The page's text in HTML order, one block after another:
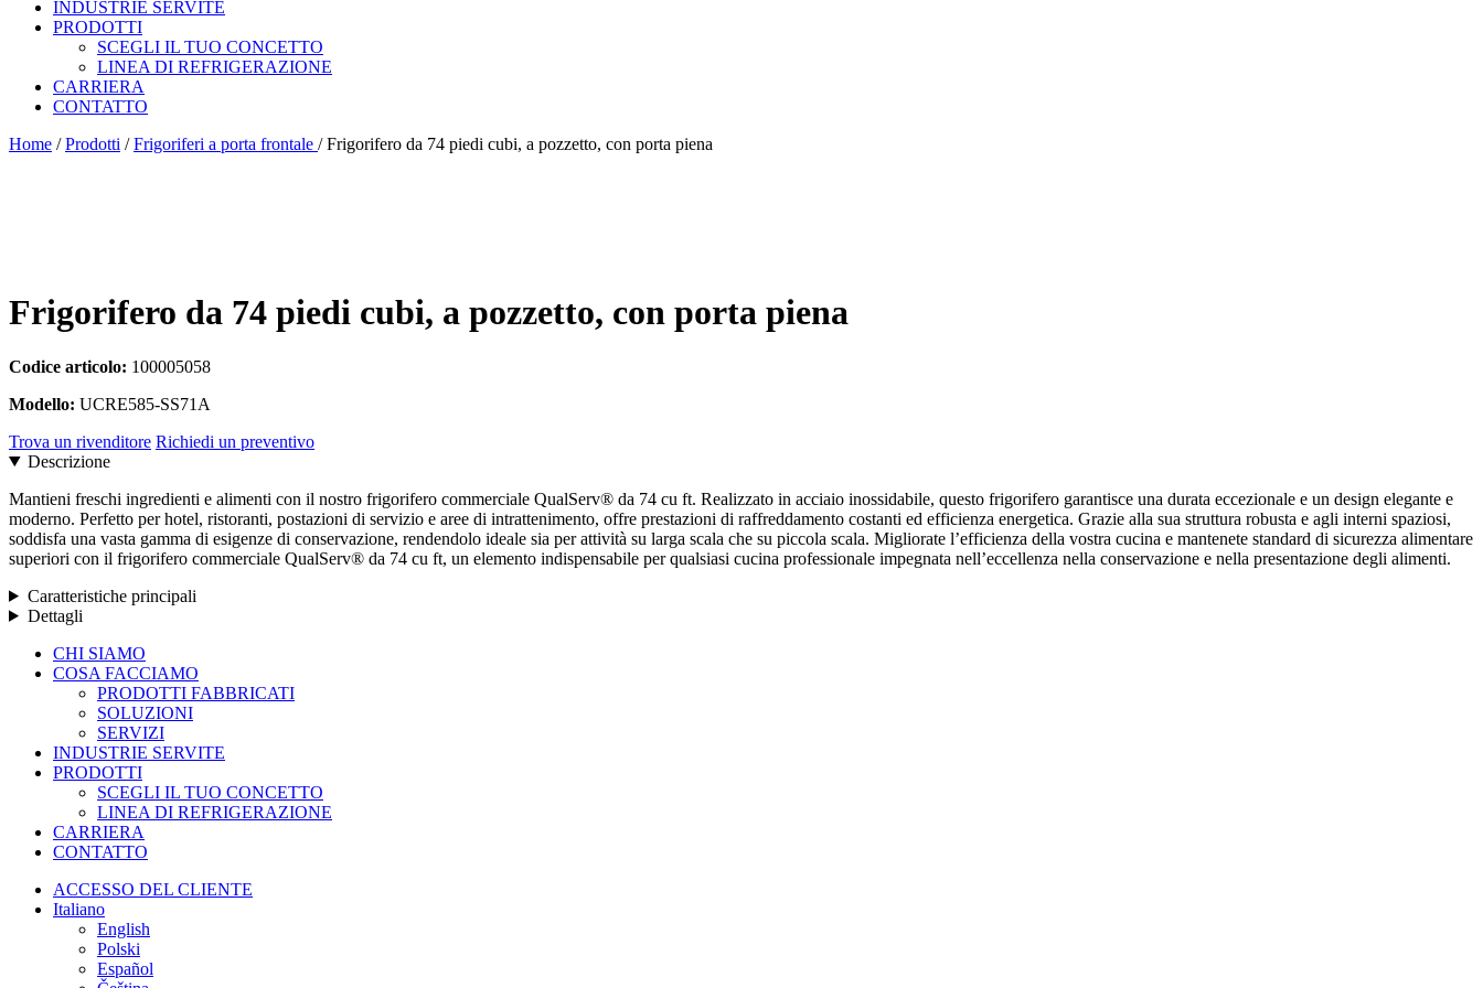
INDUSTRIE SERVITE
PRODOTTI
SCEGLI IL TUO CONCETTO
LINEA DI REFRIGERAZIONE
CARRIERA
CONTATTO
Home / Prodotti / Frigoriferi a porta frontale / Frigorifero da 74 piedi cubi, a pozzetto, con porta piena
Frigorifero da 74 piedi cubi, a pozzetto, con porta piena
Codice articolo: 100005058
Modello: UCRE585-SS71A
Trova un rivenditore Richiedi un preventivo
Descrizione
Mantieni freschi ingredienti e alimenti con il nostro frigorifero commerciale QualServ® da 74 cu ft. Realizzato in acciaio inossidabile, questo frigorifero garantisce una durata eccezionale e un design elegante e
moderno. Perfetto per hotel, ristoranti, postazioni di servizio e aree di intrattenimento, offre prestazioni di raffreddamento costanti ed efficienza energetica. Grazie alla sua struttura robusta e agli interni spaziosi,
soddisfa una vasta gamma di esigenze di conservazione, rendendolo ideale sia per attività su larga scala che su piccola scala. Migliorate l’efficienza della vostra cucina e mantenete standard di sicurezza alimentare
superiori con il frigorifero commerciale QualServ® da 74 cu ft, un elemento indispensabile per qualsiasi cucina professionale impegnata nell’eccellenza nella conservazione e nella presentazione degli alimenti.
Caratteristiche principali
Dettagli
ChiudereCHI SIAMO
COSA FACCIAMO
PRODOTTI FABBRICATI
SOLUZIONI
SERVIZI
INDUSTRIE SERVITE
PRODOTTI
SCEGLI IL TUO CONCETTO
LINEA DI REFRIGERAZIONE
CARRIERA
CONTATTO
ACCESSO DEL CLIENTE
Italiano
English
Polski
Español